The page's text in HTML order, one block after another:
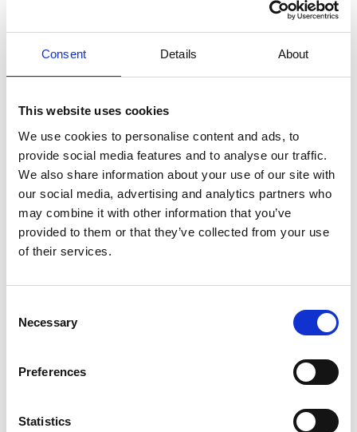
Consent Details About
This website uses cookies
We use cookies to personalise content and ads, to
provide social media features and to analyse our traffic.
We also share information about your use of our site with
our social media, advertising and analytics partners who
may combine it with other information that you’ve
provided to them or that they’ve collected from your use
of their services.
Selection
Necessary
Preferences
Statistics
Objekt-Nr. 71150
Umgeben von den Weinbergen des Burgunds
Entdecken Sie den Charme dieses Ferienhauses in Remigny,
nur 2,5 km vom Michelin-Stern-Restaurant „Lameloise“
entfernt. Mit seinem großen Garten, dem überdachten Pool
und dem herrlichen Blick auf die Weinberge ist es der
perfekte Ausgangspunkt für die Erkundung der Weinregion